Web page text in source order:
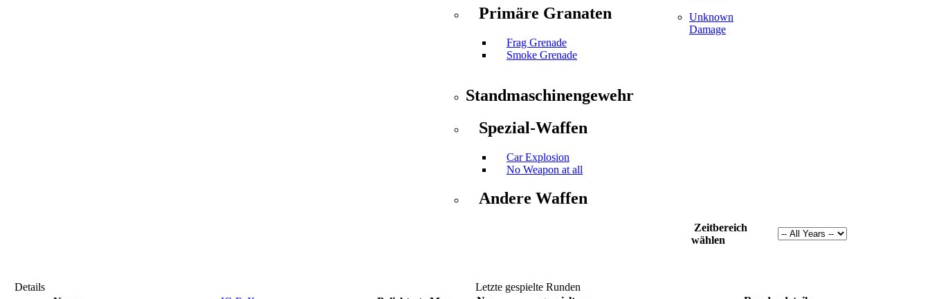
Primäre Granaten
Frag Grenade
Smoke Grenade
Standmaschinengewehr
Spezial-Waffen
Car Explosion
No Weapon at all
Andere Waffen
Unknown
Damage
Zeitbereich
wählen
Details
Letzte gespielte Runden